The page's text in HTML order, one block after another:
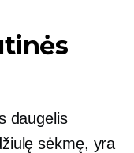
daugelis
sėkmę, yra